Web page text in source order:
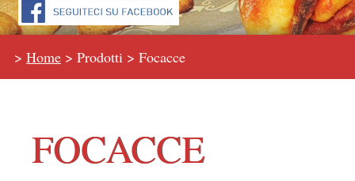
> Home > Prodotti > Focacce
FOCACCE